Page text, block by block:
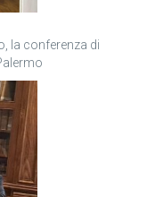
la conferenza di